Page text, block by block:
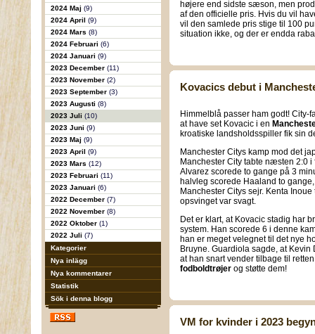
2024 Maj (9)
2024 April (9)
2024 Mars (8)
2024 Februari (6)
2024 Januari (9)
2023 December (11)
2023 November (2)
2023 September (3)
2023 Augusti (8)
2023 Juli (10)
2023 Juni (9)
2023 Maj (9)
2023 April (9)
2023 Mars (12)
2023 Februari (11)
2023 Januari (6)
2022 December (7)
2022 November (8)
2022 Oktober (1)
2022 Juli (7)
Kategorier
Nya inlägg
Nya kommentarer
Statistik
Sök i denna blogg
højere end sidste sæson, men
af den officielle pris. Hvis du vil
vil den samlede pris stige til 100
situation ikke, og der er endda
Kovacics debut i
Himmelblå passer ham godt! City-
at have set Kovacic i en
kroatiske landsholdsspiller fik sin
Manchester Citys kamp mod det
Manchester City tabte næsten 2:0
Alvarez scorede to gange på 3
halvleg scorede Haaland to
Manchester Citys sejr. Kenta
opsvinget var svagt.
Det er klart, at Kovacic stadig har
system. Han scorede 6 i denne
han er meget velegnet til det nye
Bruyne. Guardiola sagde, at
at han snart vender tilbage til
fodboldtrøjer og støtte dem!
VM for kvinder i 2023